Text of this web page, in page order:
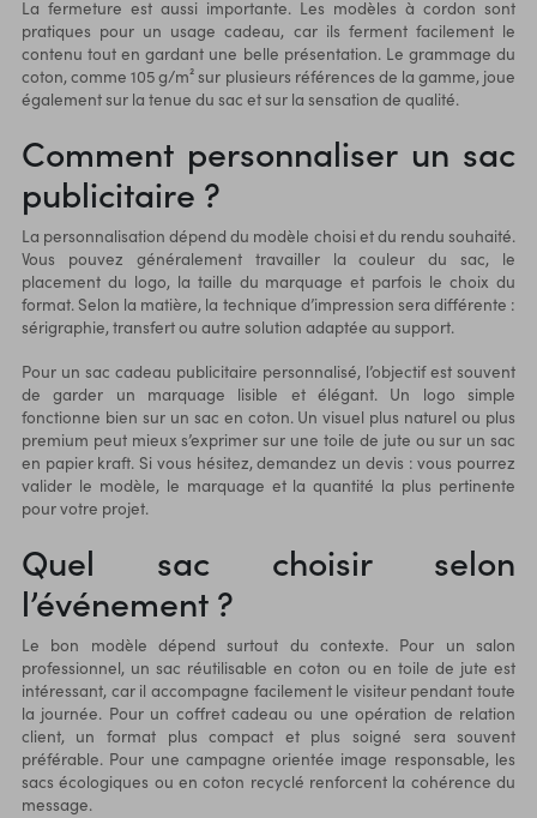
La fermeture est aussi importante. Les modèles à cordon sont
pratiques pour un usage cadeau, car ils ferment facilement le
contenu tout en gardant une belle présentation. Le grammage du
coton, comme 105 g/m² sur plusieurs références de la gamme, joue
également sur la tenue du sac et sur la sensation de qualité.
Comment personnaliser un sac
publicitaire ?
La personnalisation dépend du modèle choisi et du rendu souhaité.
Vous pouvez généralement travailler la couleur du sac, le
placement du logo, la taille du marquage et parfois le choix du
format. Selon la matière, la technique d’impression sera différente :
sérigraphie, transfert ou autre solution adaptée au support.
Pour un sac cadeau publicitaire personnalisé, l’objectif est souvent
de garder un marquage lisible et élégant. Un logo simple
fonctionne bien sur un sac en coton. Un visuel plus naturel ou plus
premium peut mieux s’exprimer sur une toile de jute ou sur un sac
en papier kraft. Si vous hésitez, demandez un devis : vous pourrez
valider le modèle, le marquage et la quantité la plus pertinente
pour votre projet.
Quel sac choisir selon
l’événement ?
Le bon modèle dépend surtout du contexte. Pour un salon
professionnel, un sac réutilisable en coton ou en toile de jute est
intéressant, car il accompagne facilement le visiteur pendant toute
la journée. Pour un coffret cadeau ou une opération de relation
client, un format plus compact et plus soigné sera souvent
préférable. Pour une campagne orientée image responsable, les
sacs écologiques ou en coton recyclé renforcent la cohérence du
message.